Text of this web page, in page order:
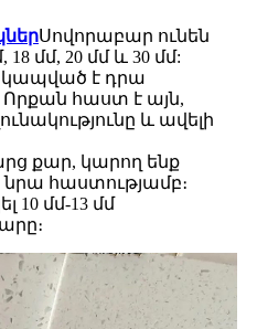
Սովորաբար ունեն
18 մմ, 20 մմ և 30 մմ:
կապված է դրա
Որքան հաստ է այն,
և ավելի
քար, կարող ենք
նրա հաստությամբ։
10 մմ-13 մմ